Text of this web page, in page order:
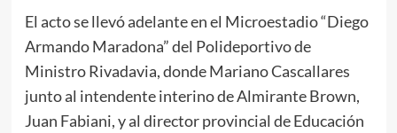
El acto se llevó adelante en el Microestadio “Diego
Armando Maradona” del Polideportivo de
Ministro Rivadavia, donde Mariano Cascallares
junto al intendente interino de Almirante Brown,
Juan Fabiani, y al director provincial de Educación